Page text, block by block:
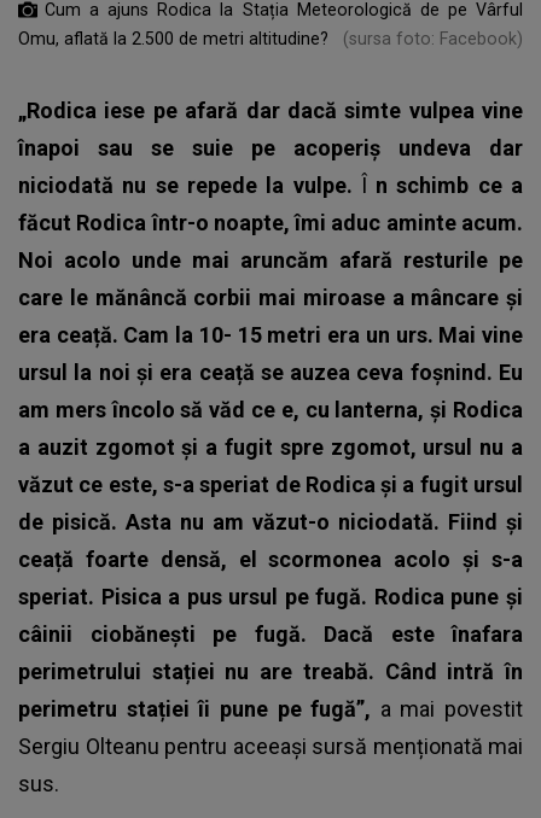
Cum a ajuns Rodica la Stația Meteorologică de pe Vârful
Omu, aflată la 2.500 de metri altitudine?
(sursa foto: Facebook)
„Rodica iese pe afară dar dacă simte vulpea vine
înapoi sau se suie pe acoperiș undeva dar
niciodată nu se repede la vulpe. Î n schimb ce a
făcut Rodica într-o noapte, îmi aduc aminte acum.
Noi acolo unde mai aruncăm afară resturile pe
care le mănâncă corbii mai miroase a mâncare și
era ceață. Cam la 10- 15 metri era un urs. Mai vine
ursul la noi și era ceață se auzea ceva foșnind. Eu
am mers încolo să văd ce e, cu lanterna, și Rodica
a auzit zgomot și a fugit spre zgomot, ursul nu a
văzut ce este, s-a speriat de Rodica și a fugit ursul
de pisică. Asta nu am văzut-o niciodată. Fiind și
ceață foarte densă, el scormonea acolo și s-a
speriat. Pisica a pus ursul pe fugă. Rodica pune și
câinii ciobănești pe fugă. Dacă este înafara
perimetrului stației nu are treabă. Când intră în
perimetru stației îi pune pe fugă”, a mai povestit
Sergiu Olteanu pentru aceeași sursă menționată mai
sus.